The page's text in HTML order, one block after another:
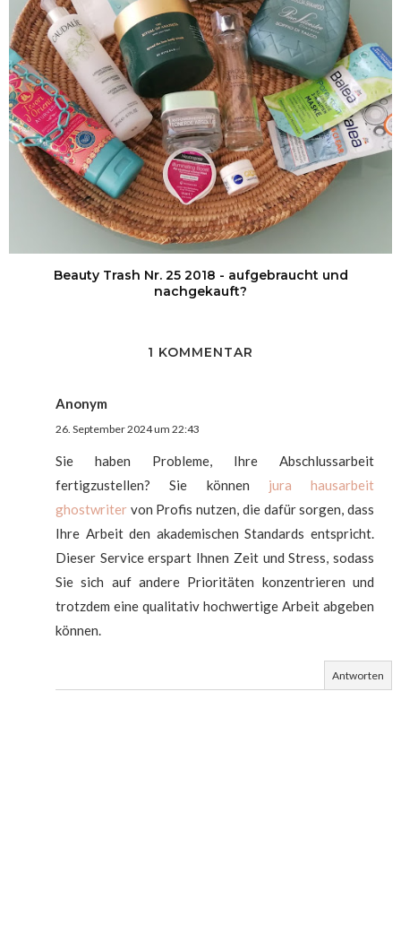
Beauty Trash Nr. 25 2018 - aufgebraucht und
nachgekauft?
1 KOMMENTAR
Anonym
26. September 2024 um 22:43
Sie haben Probleme, Ihre Abschlussarbeit
fertigzustellen? Sie können jura hausarbeit
ghostwriter von Profis nutzen, die dafür sorgen, dass
Ihre Arbeit den akademischen Standards entspricht.
Dieser Service erspart Ihnen Zeit und Stress, sodass
Sie sich auf andere Prioritäten konzentrieren und
trotzdem eine qualitativ hochwertige Arbeit abgeben
können.
Antworten